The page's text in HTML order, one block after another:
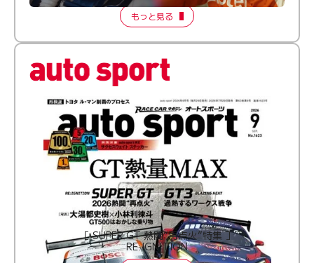
もっと見る
［ SUPER GT 熱闘“再点火”特集 ］
RE:IGNITION